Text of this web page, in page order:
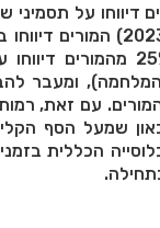
דיווחו על תסמיני
כי בנקודת הזמן הראשונה
ברמה בינונית עד חמורה,
ומעבר
הכללית